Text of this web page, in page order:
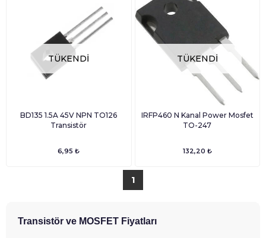
TÜKENDI
BD135 1.5A 45V NPN TO126
Transistör
6,95 ₺
TÜKENDI
IRFP460 N Kanal Power Mosfet
TO-247
132,20 ₺
1
Transistör ve MOSFET Fiyatları